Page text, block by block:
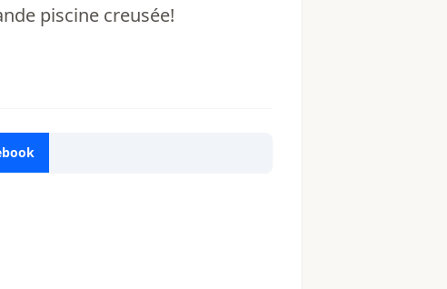
piscine creusée!